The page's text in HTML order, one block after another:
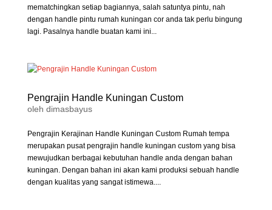
mematchingkan setiap bagiannya, salah satuntya pintu, nah
dengan handle pintu rumah kuningan cor anda tak perlu bingung
lagi. Pasalnya handle buatan kami ini...
Pengrajin Handle Kuningan Custom
oleh dimasbayus
Pengrajin Kerajinan Handle Kuningan Custom Rumah tempa
merupakan pusat pengrajin handle kuningan custom yang bisa
mewujudkan berbagai kebutuhan handle anda dengan bahan
kuningan. Dengan bahan ini akan kami produksi sebuah handle
dengan kualitas yang sangat istimewa....